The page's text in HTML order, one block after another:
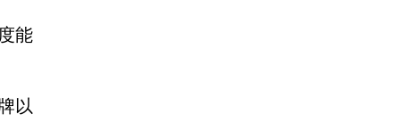
能
以